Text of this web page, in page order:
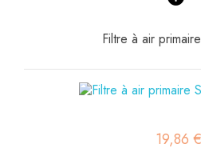
Filtre à air
19,86 €